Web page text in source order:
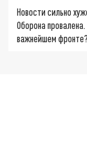
Новости сильно
Оборона
важнейшем фронте?